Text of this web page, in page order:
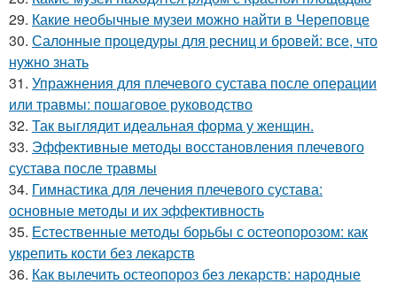
29. Какие необычные музеи можно найти в Череповце
30. Салонные процедуры для ресниц и бровей: все, что
нужно знать
31. Упражнения для плечевого сустава после операции
или травмы: пошаговое руководство
32. Так выглядит идеальная форма у женщин.
33. Эффективные методы восстановления плечевого
сустава после травмы
34. Гимнастика для лечения плечевого сустава:
основные методы и их эффективность
35. Естественные методы борьбы с остеопорозом: как
укрепить кости без лекарств
36. Как вылечить остеопороз без лекарств: народные